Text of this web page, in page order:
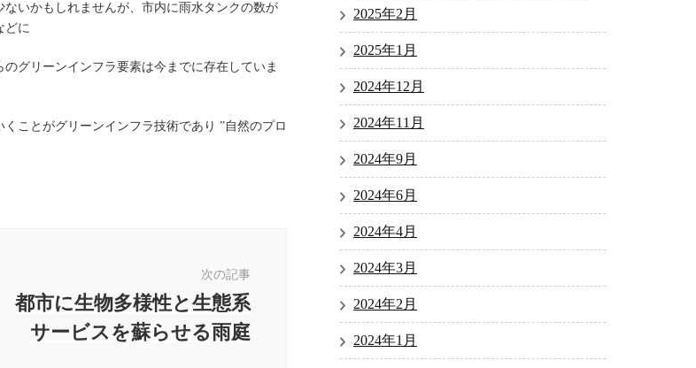
いかもしれませんが、市内に雨水タンクの数が
どに
グリーンインフラ要素は今までに存在していま
ことがグリーンインフラ技術であり ”自然のプロ
次の記事
都市に生物多様性と生態系
サービスを蘇らせる雨庭
2025年2月
2025年1月
2024年12月
2024年11月
2024年9月
2024年6月
2024年4月
2024年3月
2024年2月
2024年1月